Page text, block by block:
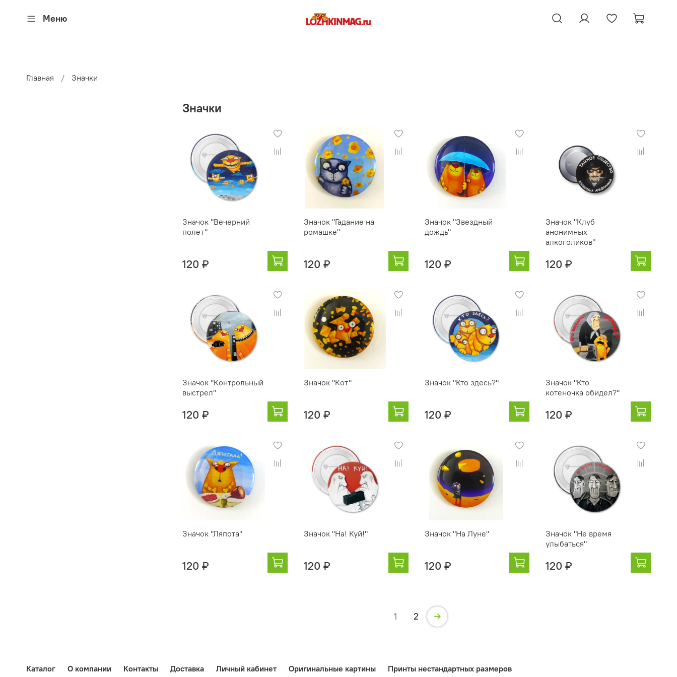
Меню
Главная Значки
Значки
Значок "Вечерний
полет"
120 ₽
Значок "Гадание на
ромашке"
120 ₽
Значок "Звездный
дождь"
120 ₽
Значок "Клуб
анонимных
алкоголиков"
120 ₽
Значок "Контрольный
выстрел"
120 ₽
Значок "Кот"
120 ₽
Значок "Кто здесь?"
120 ₽
Значок "Кто
котеночка обидел?"
120 ₽
Значок "Ляпота"
120 ₽
Значок "На! Куй!"
120 ₽
Значок "На Луне"
120 ₽
Значок "Не время
улыбаться"
120 ₽
1 2
Каталог О компании Контакты Доставка Личный кабинет Оригинальные картины Принты нестандартных размеров